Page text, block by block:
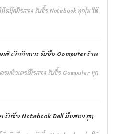
น๊ตบุ๊คมือสอง รับซื้อ Notebook ทุกรุ่น ให้
ส์ เลิกกิจการ รับซื้อ Computer ร้าน
อมพิวเตอร์มือสอง รับซื้อ Computer ทุก
รับซื้อ Notebook Dell มือสอง ทุก